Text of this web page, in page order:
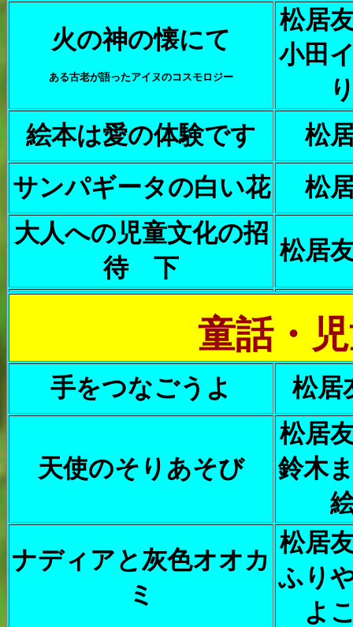
火の神の懐にて
ある古老が語ったアイヌのコスモロジー
松居
小田
絵本は愛の体験です
松
サンパギータの白い花
松
大人への児童文化の招
待 下
松居
童話・
手をつなごうよ 松居
天使のそりあそび
松居
鈴木
ナディアと灰色オオカ
ミ
松居
ふり
よ